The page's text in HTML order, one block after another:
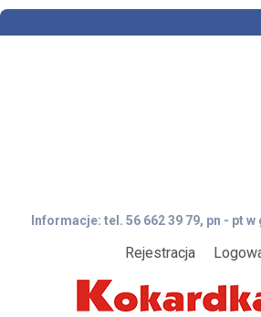
Informacje: tel. 56 662 39 79, pn - pt
Rejestracja